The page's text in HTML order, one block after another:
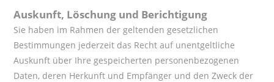
Auskunft, Löschung und Berichtigung
Sie haben im Rahmen der geltenden gesetzlichen
Bestimmungen jederzeit das Recht auf unentgeltliche
Auskunft über Ihre gespeicherten personenbezogenen
Daten, deren Herkunft und Empfänger und den Zweck der